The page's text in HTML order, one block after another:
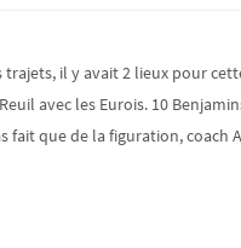
trajets, il y avait 2 lieux pour
avec les Eurois. 10
fait que de la figuration, coach